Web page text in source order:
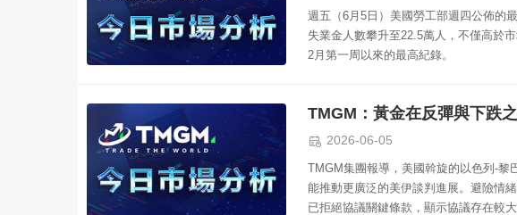
週五（6月5日）美國勞工部週四公佈的
失業金人數攀升至22.5萬人，不僅高於
2月第一周以來的最高紀錄。
 2026-06-05
TMGM集團報導，美國斡旋的以色列-黎
能推動更廣泛的美伊談判進展。避險情
已拒絕協議關鍵條款，顯示協議存在較